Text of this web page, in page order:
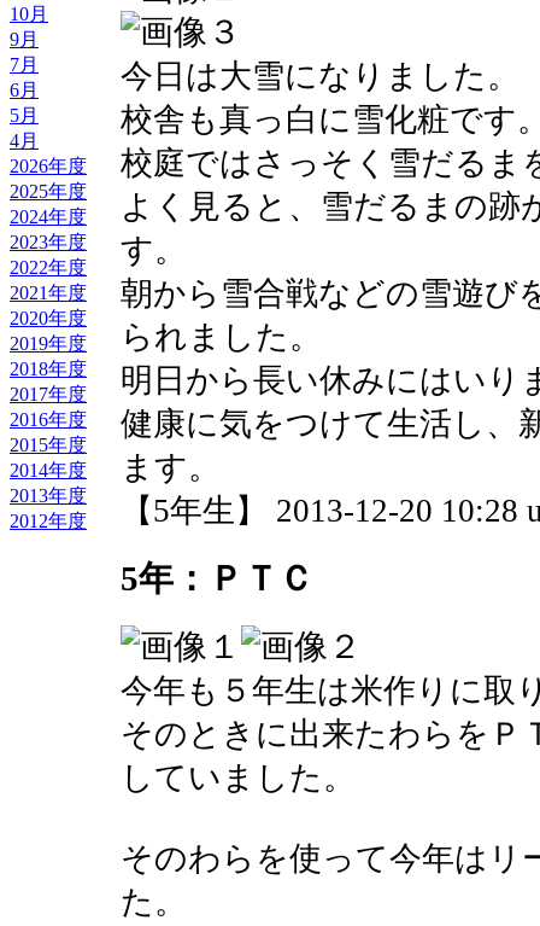
10月
9月
7月
6月
5月
4月
2026年度
2025年度
2024年度
2023年度
2022年度
2021年度
2020年度
2019年度
2018年度
2017年度
2016年度
2015年度
2014年度
2013年度
2012年度
今日は大雪になりました。
校舎も真っ白に雪化粧です
校庭ではさっそく雪だるま
よく見ると、雪だるまの跡
す。
朝から雪合戦などの雪遊び
られました。
明日から長い休みにはいり
健康に気をつけて生活し、
ます。
【5年生】 2013-12-20 10:28
5年：ＰＴＣ
今年も５年生は米作りに取
そのときに出来たわらをＰ
していました。
そのわらを使って今年はリ
た。